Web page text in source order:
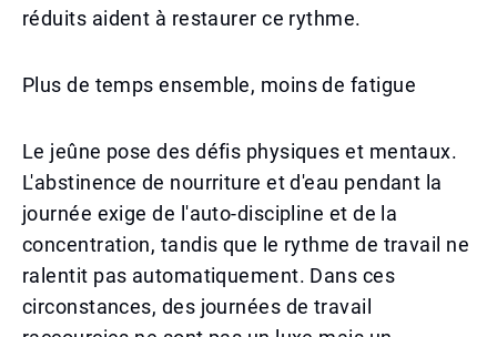
réduits aident à restaurer ce rythme.
Plus de temps ensemble, moins de fatigue
Le jeûne pose des défis physiques et mentaux.
L'abstinence de nourriture et d'eau pendant la
journée exige de l'auto-discipline et de la
concentration, tandis que le rythme de travail ne
ralentit pas automatiquement. Dans ces
circonstances, des journées de travail